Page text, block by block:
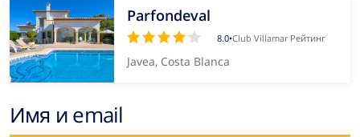
Parfondeval
8.0•Club Villamar Рейтинг
Javea, Costa Blanca
Имя и email